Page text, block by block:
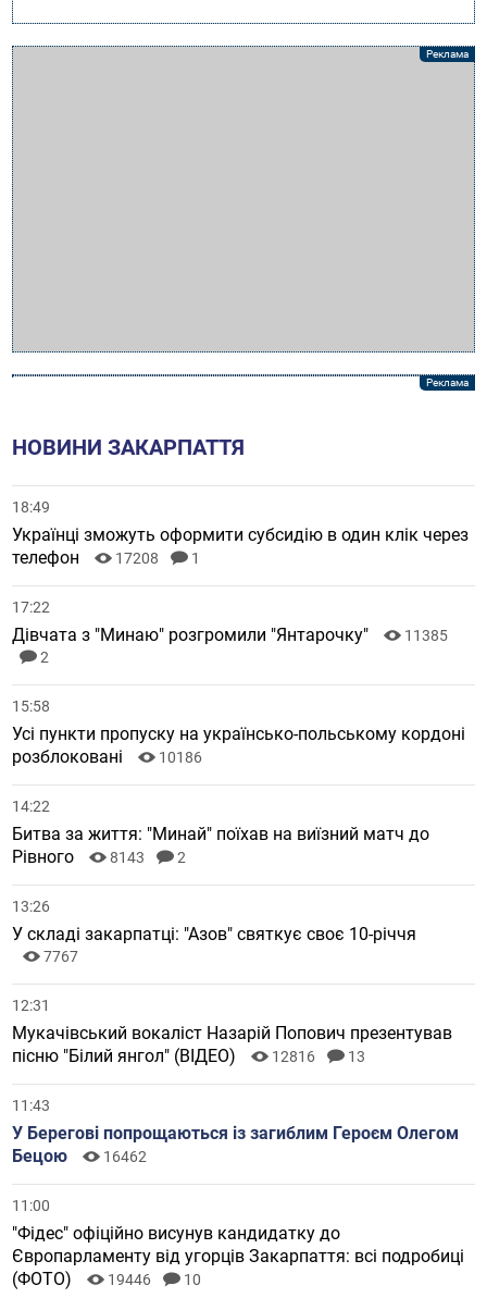
НОВИНИ ЗАКАРПАТТЯ
18:49
Українці зможуть оформити субсидію в один клік через
телефон
17208 1
17:22
Дівчата з "Минаю" розгромили "Янтарочку"
11385
2
15:58
Усі пункти пропуску на українсько-польському кордоні
розблоковані
10186
14:22
Битва за життя: "Минай" поїхав на виїзний матч до
Рівного
8143 2
13:26
У складі закарпатці: "Азов" святкує своє 10-річчя
7767
12:31
Мукачівський вокаліст Назарій Попович презентував
пісню "Білий янгол" (ВІДЕО)
12816 13
11:43
У Берегові попрощаються із загиблим Героєм Олегом
Бецою
16462
11:00
"Фідес" офіційно висунув кандидатку до
Європарламенту від угорців Закарпаття: всі подробиці
(ФОТО)
19446 10